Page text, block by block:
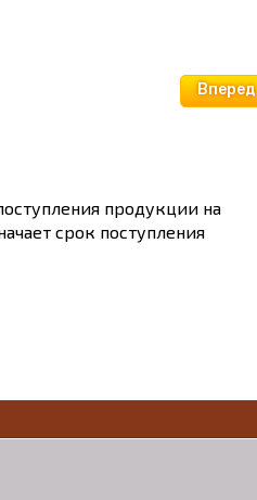
Вперед
продукции на
срок поступления